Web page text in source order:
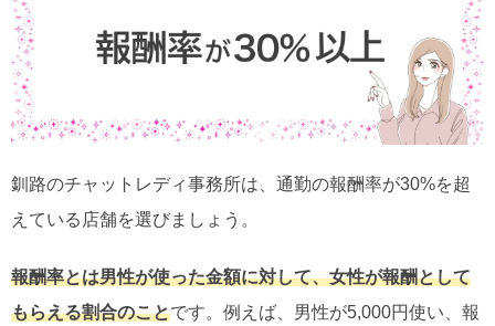
釧路のチャットレディ事務所は、通勤の報酬率が30%を超
えている店舗を選びましょう。
報酬率とは男性が使った金額に対して、女性が報酬として
もらえる割合のことです。例えば、男性が5,000円使い、報